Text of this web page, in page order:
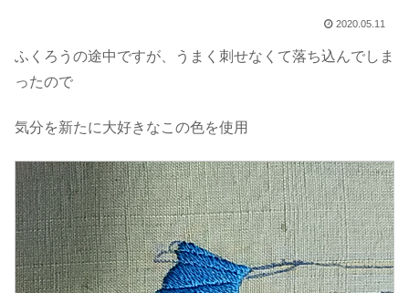
2020.05.11
ふくろうの途中ですが、うまく刺せなくて落ち込んでしま
ったので
気分を新たに大好きなこの色を使用